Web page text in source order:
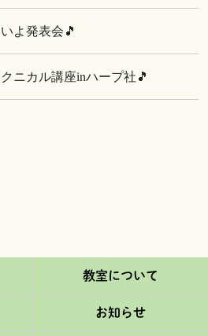
よ発表会🎵
ニカル講座inハープ社🎵
教室について
お知らせ